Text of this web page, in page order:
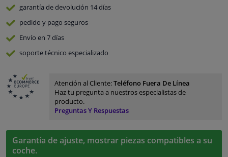
garantía de devolución 14 días
pedido y pago seguros
Envío en 7 días
soporte técnico especializado
Atención al Cliente:Teléfono Fuera De Línea
Haz tu pregunta a nuestros especialistas de
producto.
Preguntas Y Respuestas
Garantía de ajuste, mostrar piezas compatibles a su
coche.